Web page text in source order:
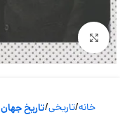
بزرگنمایی تصویر
خانه تاریخی تاریخ جهان